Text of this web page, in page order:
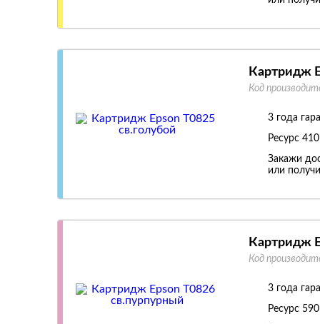
Картридж
Код
3 года
Ресурс
Закажи
или
Картридж
Код
3 года
Ресурс